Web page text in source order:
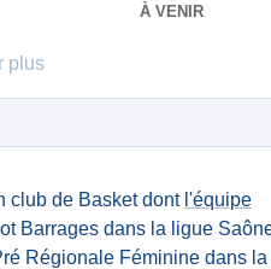
À VENIR
plus
club de Basket dont l'équipe
Barrages dans la ligue
Régionale Féminine dans